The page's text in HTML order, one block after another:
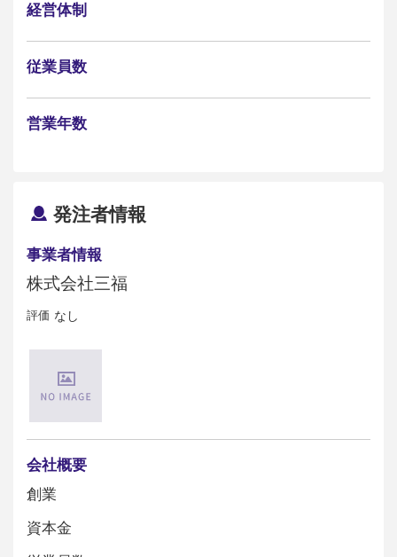
経営体制
従業員数
営業年数
発注者情報
事業者情報
株式会社三福
評価 なし
会社概要
創業
資本金